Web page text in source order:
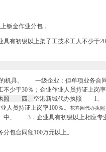
钣金作业分包，
有初级以上架子工技术工人不少
机具。 一级企业：但单项业务合同
30％；企业作业人员持证上岗率
照 四、 空港新城代办执照 1、
人员持证上岗率100％。
花卉园代办执
中、 3．企业具有初级以上相应专业
包合同额100万元以上。